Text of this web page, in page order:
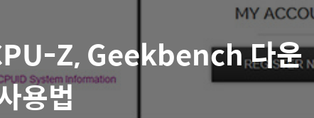
Z, Geekbench 다운
용법